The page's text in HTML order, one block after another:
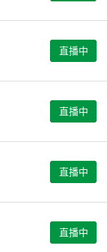
直播中
直播中
直播中
直播中